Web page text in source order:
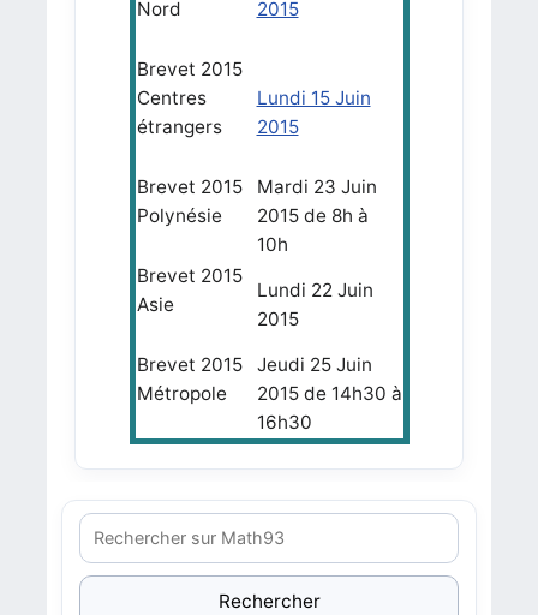
Nord
2015
Brevet 2015
Centres
étrangers
Lundi 15 Juin
2015
Brevet 2015
Polynésie
Mardi 23 Juin
2015 de 8h à
10h
Brevet 2015
Asie
Lundi 22 Juin
2015
Brevet 2015
Métropole
Jeudi 25 Juin
2015 de 14h30 à
16h30
Rechercher